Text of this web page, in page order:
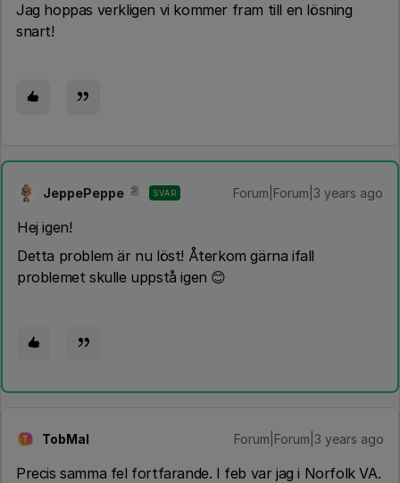
Jag hoppas verkligen vi kommer fram till en lösning
snart!
JeppePeppe SVAR Forum|Forum|3 years ago
Hej igen!
Detta problem är nu löst! Återkom gärna ifall
problemet skulle uppstå igen 😊
T TobMal Forum|Forum|3 years ago
Precis samma fel fortfarande. I feb var jag i Norfolk VA.